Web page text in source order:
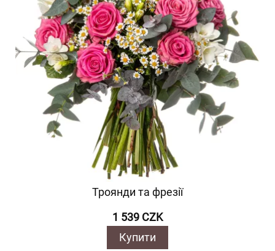
Троянди та фрезії
1 539 CZK
Купити